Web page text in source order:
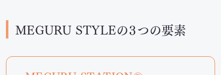
MEGURU STYLEの３つの要素